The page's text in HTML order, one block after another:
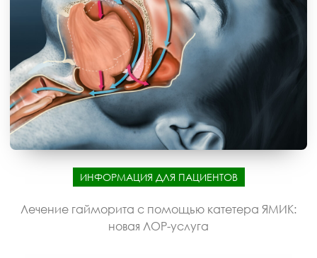
ИНФОРМАЦИЯ ДЛЯ ПАЦИЕНТОВ
Лечение гайморита с помощью катетера ЯМИК:
новая ЛОР-услуга